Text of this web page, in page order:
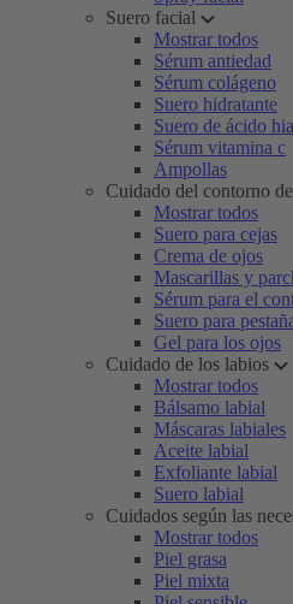
Suero facial
Mostrar todos
Sérum antiedad
Sérum colágeno
Suero hidratante
Suero de ácido
Sérum vitamina c
Ampollas
Cuidado del contorno
Mostrar todos
Suero para cejas
Crema de ojos
Mascarillas y
Sérum para el
Suero para
Gel para los ojos
Cuidado de los labios
Mostrar todos
Bálsamo labial
Máscaras labiales
Aceite labial
Exfoliante labial
Suero labial
Cuidados según las
Mostrar todos
Piel grasa
Piel mixta